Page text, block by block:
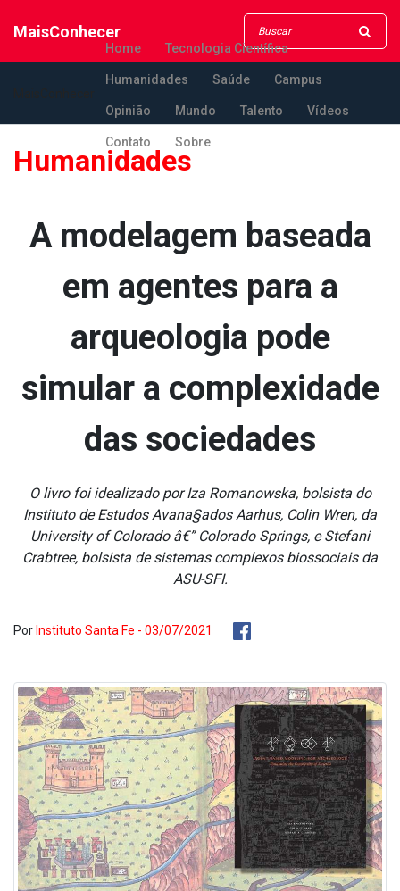
MaisConhecer
Home Tecnologia Científica
Humanidades Saúde Campus
Opinião Mundo Talento Vídeos
Contato Sobre
Humanidades
A modelagem baseada
em agentes para a
arqueologia pode
simular a complexidade
das sociedades
O livro foi idealizado por Iza Romanowska, bolsista do
Instituto de Estudos Avana§ados Aarhus, Colin Wren, da
University of Colorado â€” Colorado Springs, e Stefani
Crabtree, bolsista de sistemas complexos biossociais da
ASU-SFI.
Por Instituto Santa Fe - 03/07/2021